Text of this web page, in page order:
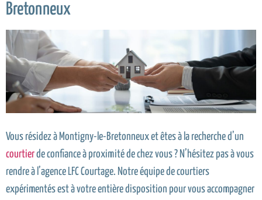
Bretonneux
Vous résidez à Montigny-le-Bretonneux et êtes à la recherche d’un
courtierde confiance à proximité de chez vous ? N’hésitez pas à vous
rendre à l’agence LFC Courtage. Notre équipe de courtiers
expérimentés est à votre entière disposition pour vous accompagner